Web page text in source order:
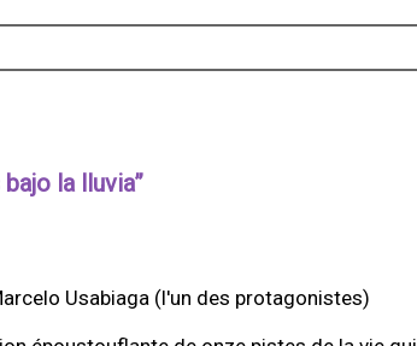
la lluvia”
Usabiaga (l'un des protagonistes)